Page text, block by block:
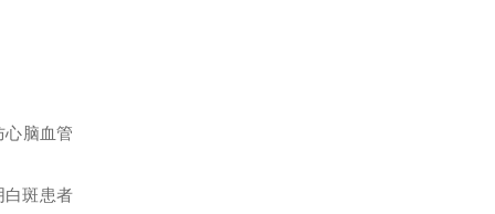
心脑血管
白斑患者